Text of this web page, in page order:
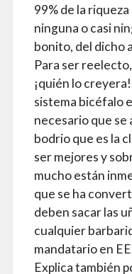
99% de la
ninguna o casi
bonito, del dicho
Para ser
¡quién lo
sistema bicéfalo
necesario que se
bodrio que es la
ser mejores y
mucho están
que se ha
deben sacar las
cualquier
mandatario en
Explica también